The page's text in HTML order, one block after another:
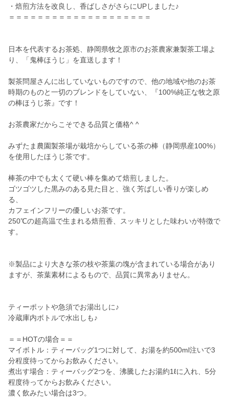
・焙煎方法を改良し、香ばしさがさらにUPしました♪
＝＝＝＝＝＝＝＝＝＝＝＝＝＝＝＝＝＝＝＝
日本を代表するお茶処、静岡県牧之原市のお茶農家兼製茶工場よ
り、「鬼棒ほうじ」を直送します！
製茶問屋さんに出していないものですので、他の地域や他のお茶
時期のものと一切のブレンドをしていない、『100%純正な牧之原
の棒ほうじ茶』です！
お茶農家だからこそできる品質と価格^ ^
みずたま農園製茶場が栽培からしている茶の棒（静岡県産100%）
を使用したほうじ茶です。
棒茶の中でも太くて硬い棒を集めて焙煎しました。
ゴツゴツした黒みのある見た目と、強く芳ばしい香りが楽しめ
る、
カフェインフリーの優しいお茶です。
250℃の超高温で生まれる焙煎香、スッキリとした味わいが特徴で
す。
※製品により大きな茶の枝や茶葉の塊が含まれている場合があり
ますが、茶葉素材によるもので、品質に異常ありません。
ティーポットや急須でお湯出しに♪
冷蔵庫内ボトルで水出しも♪
＝＝HOTの場合＝＝
マイボトル：ティーバッグ1つに対して、お湯を約500ml注いで3
分程度待ってからお飲みください。
煮出す場合：ティーバッグ2つを、沸騰したお湯約1ℓに入れ、5分
程度待ってからお飲みください。
濃く飲みたい場合は3つ。